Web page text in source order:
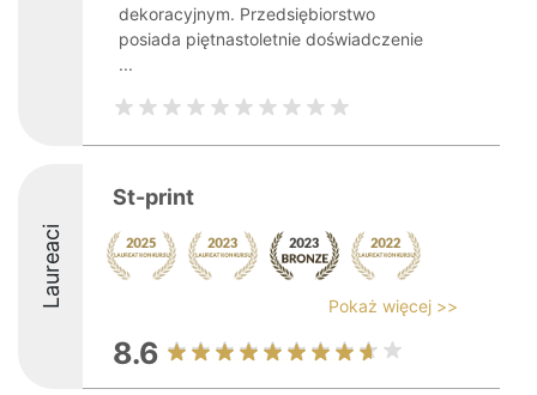
dekoracyjnym. Przedsiębiorstwo
posiada piętnastoletnie doświadczenie
...
Laureaci
St-print
Pokaż więcej >>
8.6